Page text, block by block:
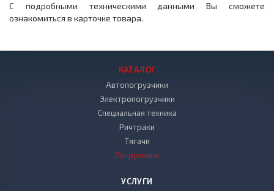
С подробными техническими данными Вы сможете
ознакомиться в карточке товара.
КАТАЛОГ
Автопогрузчики
Электропогрузчики
Специальная техника
Ричтраки
Тягачи
Погрузчики
УСЛУГИ